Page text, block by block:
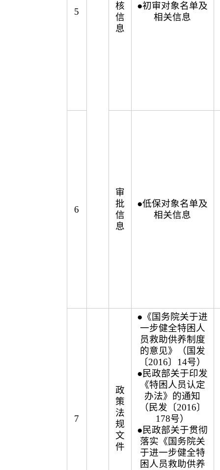
5
核
信
息
●初审对象名单及
相关信息
6
审
批
信
息
●低保对象名单及
相关信息
7
政
策
法
规
文
件
●《国务院关于进
一步健全特困人
员救助供养制度
的意见》（国发
〔2016〕14号）
●民政部关于印发
《特困人员认定
办法》的通知
（民发〔2016〕
178号）
●民政部关于贯彻
落实《国务院关
于进一步健全特
困人员救助供养